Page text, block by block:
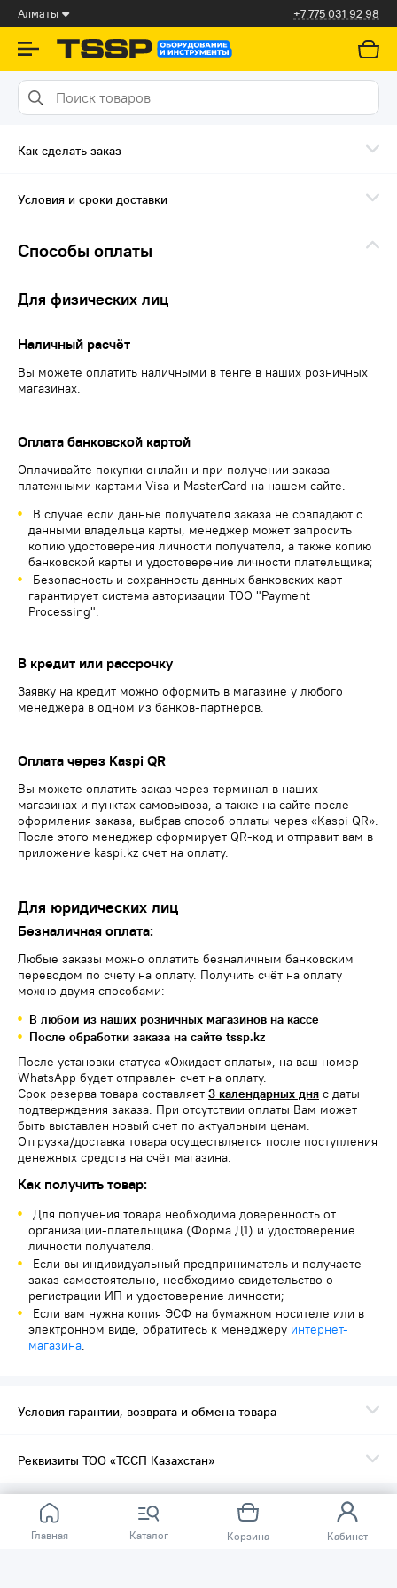
Алматы +7 775 031 92 98
Главная Каталог Корзина Кабинет
Как сделать заказ
Условия и сроки доставки
Способы оплаты
Для физических лиц
Наличный расчёт
Вы можете оплатить наличными в тенге в наших розничных
магазинах.
Оплата банковской картой
Оплачивайте покупки онлайн и при получении заказа
платежными картами Visa и MasterCard на нашем сайте.
В случае если данные получателя заказа не совпадают с
данными владельца карты, менеджер может запросить
копию удостоверения личности получателя, а также копию
банковской карты и удостоверение личности плательщика;
Безопасность и сохранность данных банковских карт
гарантирует система авторизации ТОО "Payment
Processing".
В кредит или рассрочку
Заявку на кредит можно оформить в магазине у любого
менеджера в одном из банков-партнеров.
Оплата через Kaspi QR
Вы можете оплатить заказ через терминал в наших
магазинах и пунктах самовывоза, а также на сайте после
оформления заказа, выбрав способ оплаты через «Kaspi QR».
После этого менеджер сформирует QR-код и отправит вам в
приложение kaspi.kz счет на оплату.
Для юридических лиц
Безналичная оплата:
Любые заказы можно оплатить безналичным банковским
переводом по счету на оплату. Получить счёт на оплату
можно двумя способами:
В любом из наших розничных магазинов на кассе
После обработки заказа на сайте tssp.kz
После установки статуса «Ожидает оплаты», на ваш номер
WhatsApp будет отправлен счет на оплату.
Срок резерва товара составляет 3 календарных дня с даты
подтверждения заказа. При отсутствии оплаты Вам может
быть выставлен новый счет по актуальным ценам.
Отгрузка/доставка товара осуществляется после поступления
денежных средств на счёт магазина.
Как получить товар:
Для получения товара необходима доверенность от
организации-плательщика (Форма Д1) и удостоверение
личности получателя.
Если вы индивидуальный предприниматель и получаете
заказ самостоятельно, необходимо свидетельство о
регистрации ИП и удостоверение личности;
Если вам нужна копия ЭСФ на бумажном носителе или в
электронном виде, обратитесь к менеджеру интернет-
магазина.
Условия гарантии, возврата и обмена товара
Реквизиты ТОО «ТССП Казахстан»